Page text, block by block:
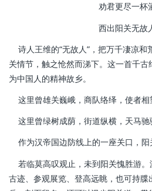
劝君更尽一杯
西出阳关无故
诗人王维的“无故人”，把万千凄凉和
关情节，触之怆然而涕下。这一首千
为中国人的精神故乡。
这里曾雄关巍峨，商队络绎，使者相
这里曾绿树成荫，街道纵横，天马驰
作为汉帝国边防线上的一座关口，阳
若临莫高叹观止，未到阳关愧胜游。
古迹、参观展览、登高远眺，也可持